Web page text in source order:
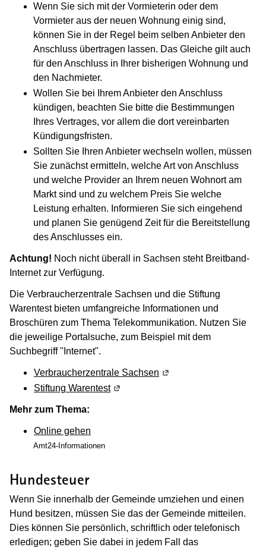
Wenn Sie sich mit der Vormieterin oder dem
Vormieter aus der neuen Wohnung einig sind,
können Sie in der Regel beim selben Anbieter den
Anschluss übertragen lassen. Das Gleiche gilt auch
für den Anschluss in Ihrer bisherigen Wohnung und
den Nachmieter.
Wollen Sie bei Ihrem Anbieter den Anschluss
kündigen, beachten Sie bitte die Bestimmungen
Ihres Vertrages, vor allem die dort vereinbarten
Kündigungsfristen.
Sollten Sie Ihren Anbieter wechseln wollen, müssen
Sie zunächst ermitteln, welche Art von Anschluss
und welche Provider an Ihrem neuen Wohnort am
Markt sind und zu welchem Preis Sie welche
Leistung erhalten. Informieren Sie sich eingehend
und planen Sie genügend Zeit für die Bereitstellung
des Anschlusses ein.
Achtung! Noch nicht überall in Sachsen steht Breitband-
Internet zur Verfügung.
Die Verbraucherzentrale Sachsen und die Stiftung
Warentest bieten umfangreiche Informationen und
Broschüren zum Thema Telekommunikation. Nutzen Sie
die jeweilige Portalsuche, zum Beispiel mit dem
Suchbegriff "Internet".
Verbraucherzentrale Sachsen (Wird in einem neuen
Stiftung Warentest(Wird in einem neuen Fenster
Mehr zum Thema:
Online gehen
Amt24-Informationen
Hundesteuer
Wenn Sie innerhalb der Gemeinde umziehen und einen
Hund besitzen, müssen Sie das der Gemeinde mitteilen.
Dies können Sie persönlich, schriftlich oder telefonisch
erledigen; geben Sie dabei in jedem Fall das